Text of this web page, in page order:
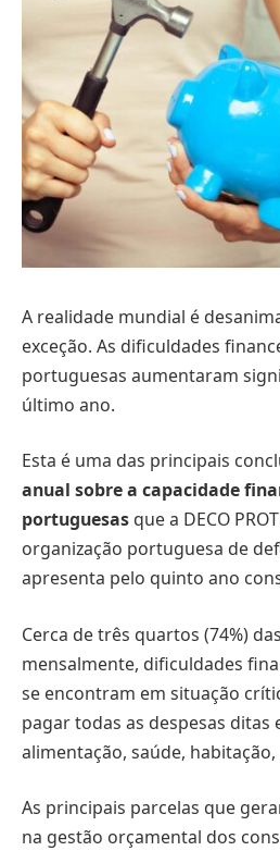
A realidade mundial é
exceção. As dificuldades
portuguesas aumentaram
último ano.
Esta é uma das principais
anual sobre a capacidade
portuguesas que a DECO
organização portuguesa de
apresenta pelo quinto ano
Cerca de três quartos (74%)
mensalmente, dificuldades
se encontram em situação
pagar todas as despesas ditas
alimentação, saúde, habitação,
As principais parcelas que
na gestão orçamental dos